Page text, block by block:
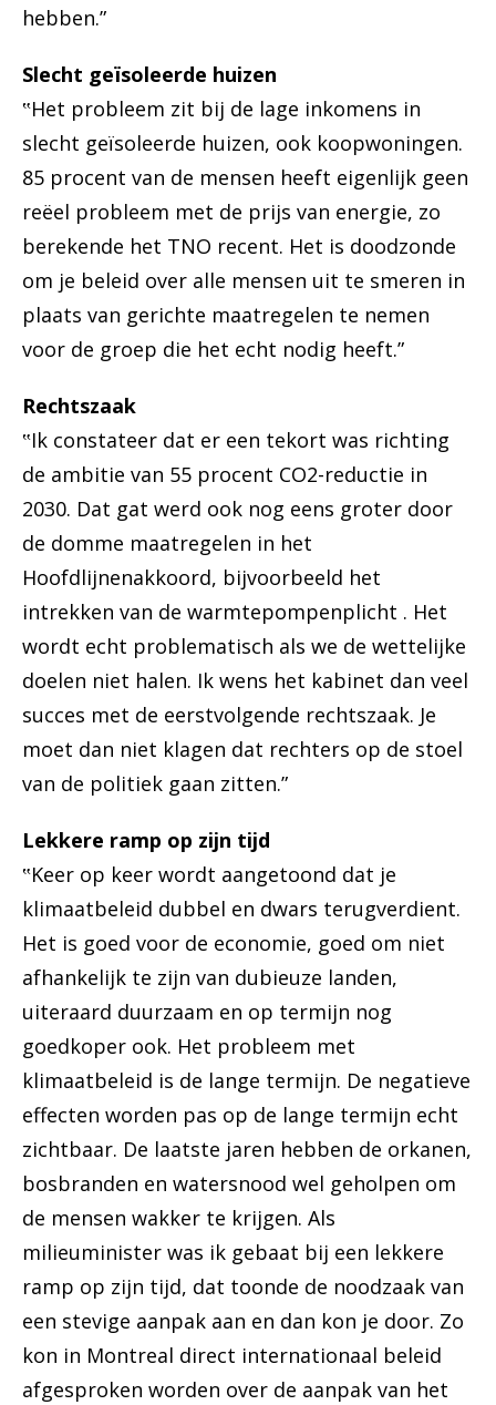
hebben.”
Slecht geïsoleerde huizen
‟Het probleem zit bij de lage inkomens in
slecht geïsoleerde huizen, ook koopwoningen.
85 procent van de mensen heeft eigenlijk geen
reëel probleem met de prijs van energie, zo
berekende het TNO recent. Het is doodzonde
om je beleid over alle mensen uit te smeren in
plaats van gerichte maatregelen te nemen
voor de groep die het echt nodig heeft.”
Rechtszaak
‟Ik constateer dat er een tekort was richting
de ambitie van 55 procent CO2-reductie in
2030. Dat gat werd ook nog eens groter door
de domme maatregelen in het
Hoofdlijnenakkoord, bijvoorbeeld het
intrekken van de warmtepompenplicht . Het
wordt echt problematisch als we de wettelijke
doelen niet halen. Ik wens het kabinet dan veel
succes met de eerstvolgende rechtszaak. Je
moet dan niet klagen dat rechters op de stoel
van de politiek gaan zitten.”
Lekkere ramp op zijn tijd
‟Keer op keer wordt aangetoond dat je
klimaatbeleid dubbel en dwars terugverdient.
Het is goed voor de economie, goed om niet
afhankelijk te zijn van dubieuze landen,
uiteraard duurzaam en op termijn nog
goedkoper ook. Het probleem met
klimaatbeleid is de lange termijn. De negatieve
effecten worden pas op de lange termijn echt
zichtbaar. De laatste jaren hebben de orkanen,
bosbranden en watersnood wel geholpen om
de mensen wakker te krijgen. Als
milieuminister was ik gebaat bij een lekkere
ramp op zijn tijd, dat toonde de noodzaak van
een stevige aanpak aan en dan kon je door. Zo
kon in Montreal direct internationaal beleid
afgesproken worden over de aanpak van het